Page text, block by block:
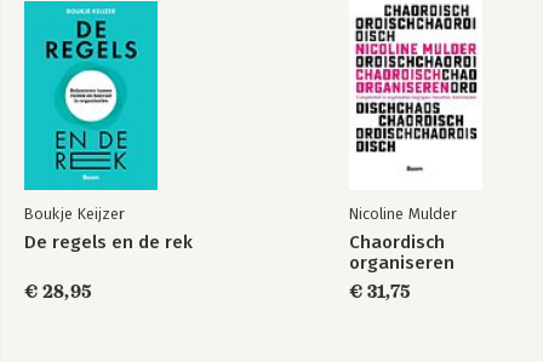
vertalen dat ze direct toepasbaar
worden in de praktijk.
Valideren: gedragsverandering volgens de psychotherapie 54
Verkennen: hoe verbinding in gesprekken werkt 60
Veranderen: hoe je verbinding tot stand brengt tijdens jullie
gesprek 68
Vastgrijpen: praktische handvatten voor jouw verbinding 80
Verandergedrag: gedrag waarmee je verbinding tot stand
brengt tijdens jullie gesprek 86
Veranderinzicht III. ONZE INTERACTIE 89
Stimuleer verandertaal in jullie interactie
Valideren: gedragsverandering volgens de klinische
Verkennen: hoe verandertaal in gesprekken werkt 96
Boukje Keijzer
De regels en de rek
€ 28,95
Nicoline Mulder
Chaordisch
organiseren
€ 31,75